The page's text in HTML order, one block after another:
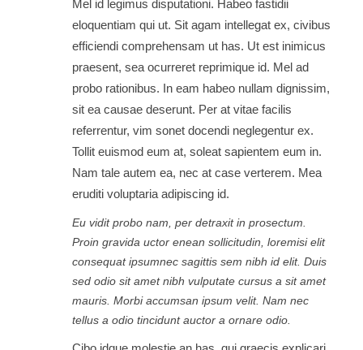
Mel id legimus disputationi. Habeo fastidii
eloquentiam qui ut. Sit agam intellegat ex, civibus
efficiendi comprehensam ut has. Ut est inimicus
praesent, sea ocurreret reprimique id. Mel ad
probo rationibus. In eam habeo nullam dignissim,
sit ea causae deserunt. Per at vitae facilis
referrentur, vim sonet docendi neglegentur ex.
Tollit euismod eum at, soleat sapientem eum in.
Nam tale autem ea, nec at case verterem. Mea
eruditi voluptaria adipiscing id.
Eu vidit probo nam, per detraxit in prosectum.
Proin gravida uctor enean sollicitudin, loremisi elit
consequat ipsumnec sagittis sem nibh id elit. Duis
sed odio sit amet nibh vulputate cursus a sit amet
mauris. Morbi accumsan ipsum velit. Nam nec
tellus a odio tincidunt auctor a ornare odio.